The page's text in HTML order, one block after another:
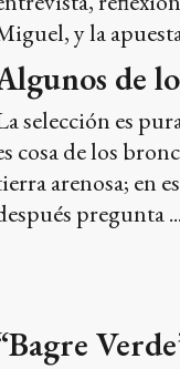
y la
de
selección es
cosa de los
arenosa; en
pregunta